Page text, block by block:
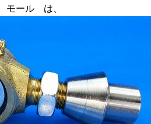
モール は、